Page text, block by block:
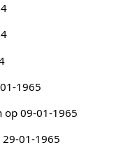
1965
op 09-01-1965
01-1965